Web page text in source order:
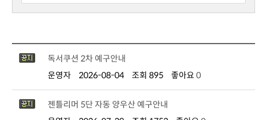
독서쿠션 2차 예구안내
운영자
2026-08-04 조회 895 좋아요 0
젠틀리머 5단 자동 양우산 예구안내